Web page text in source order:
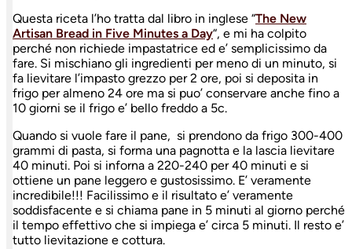
Questa riceta l’ho tratta dal libro in inglese “The New
Artisan Bread in Five Minutes a Day“, e mi ha colpito
perché non richiede impastatrice ed e’ semplicissimo da
fare. Si mischiano gli ingredienti per meno di un minuto, si
fa lievitare l’impasto grezzo per 2 ore, poi si deposita in
frigo per almeno 24 ore ma si puo’ conservare anche fino a
10 giorni se il frigo e’ bello freddo a 5c.
Quando si vuole fare il pane, si prendono da frigo 300-400
grammi di pasta, si forma una pagnotta e la lascia lievitare
40 minuti. Poi si inforna a 220-240 per 40 minuti e si
ottiene un pane leggero e gustosissimo. E’ veramente
incredibile!!! Facilissimo e il risultato e’ veramente
soddisfacente e si chiama pane in 5 minuti al giorno perché
il tempo effettivo che si impiega e’ circa 5 minuti. Il resto e’
tutto lievitazione e cottura.